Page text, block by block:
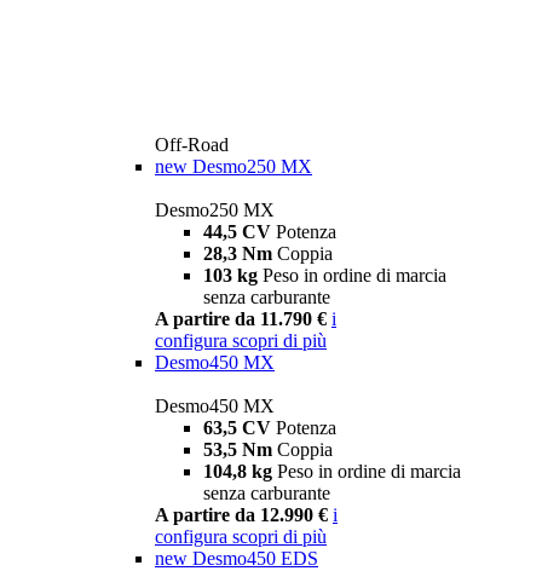
Off-Road
new Desmo250 MX
Desmo250 MX
44,5 CV Potenza
28,3 Nm Coppia
103 kg Peso in ordine di marcia
senza carburante
A partire da 11.790 € i
configura scopri di più
Desmo450 MX
Desmo450 MX
63,5 CV Potenza
53,5 Nm Coppia
104,8 kg Peso in ordine di marcia
senza carburante
A partire da 12.990 € i
configura scopri di più
new Desmo450 EDS